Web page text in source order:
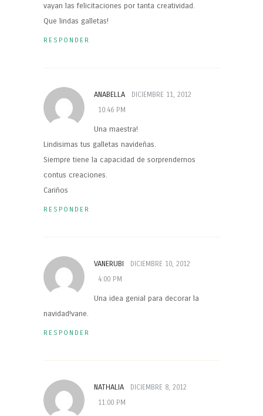
vayan las felicitaciones por tanta creatividad.
Que lindas galletas!
RESPONDER
ANABELLA
DICIEMBRE 11, 2012
10:46 PM
Una maestra!
Lindisimas tus galletas navideñas.
Siempre tiene la capacidad de sorprendernos
contus creaciones.
Cariños
RESPONDER
VANERUBI
DICIEMBRE 10, 2012
4:00 PM
Una idea genial para decorar la
navidad!vane.
RESPONDER
NATHALIA
DICIEMBRE 8, 2012
11:00 PM